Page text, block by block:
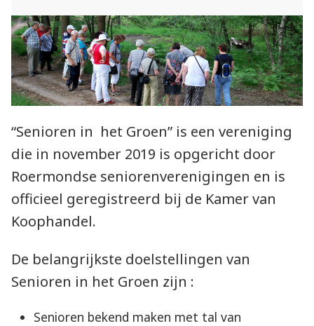
“Senioren in het Groen” is een vereniging
die in november 2019 is opgericht door
Roermondse seniorenverenigingen en is
officieel geregistreerd bij de Kamer van
Koophandel.
De belangrijkste doelstellingen van
Senioren in het Groen zijn :
Senioren bekend maken met tal van